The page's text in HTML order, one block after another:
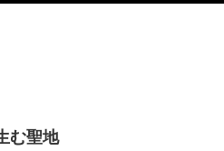
む聖地